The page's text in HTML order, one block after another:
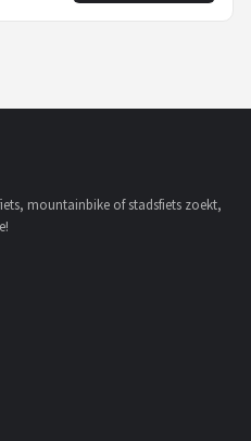
mountainbike of stadsfiets zoekt,